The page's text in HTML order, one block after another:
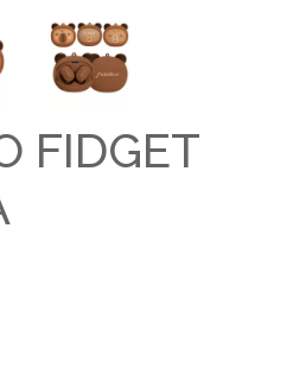
FIDGET